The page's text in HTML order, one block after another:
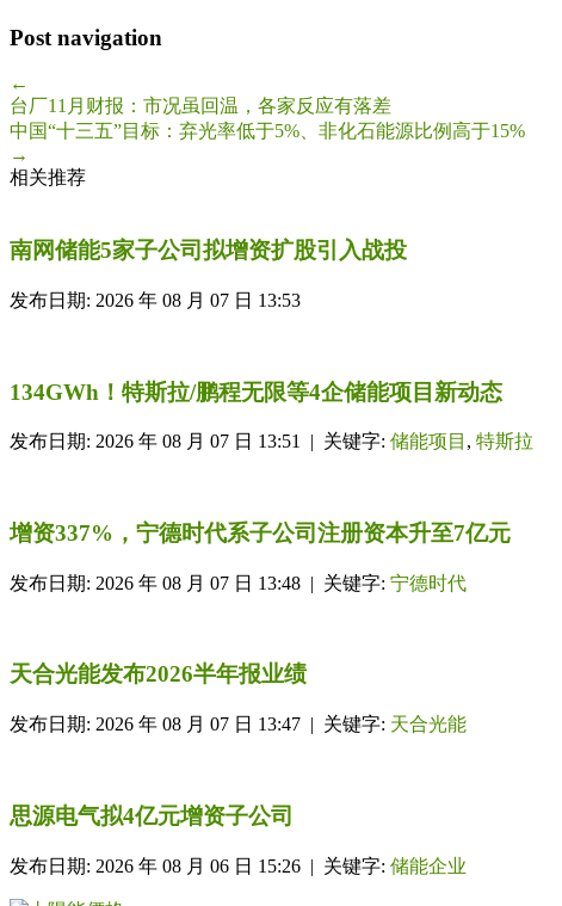
Post navigation
←
台厂11月财报：市况虽回温，各家反应有落差
中国“十三五”目标：弃光率低于5%、非化石能源比例高于15%
→
相关推荐
南网储能5家子公司拟增资扩股引入战投
发布日期: 2026 年 08 月 07 日 13:53
134GWh！特斯拉/鹏程无限等4企储能项目新动态
发布日期: 2026 年 08 月 07 日 13:51 | 关键字: 储能项目 , 特斯拉
增资337%，宁德时代系子公司注册资本升至7亿元
发布日期: 2026 年 08 月 07 日 13:48 | 关键字: 宁德时代
天合光能发布2026半年报业绩
发布日期: 2026 年 08 月 07 日 13:47 | 关键字: 天合光能
思源电气拟4亿元增资子公司
发布日期: 2026 年 08 月 06 日 15:26 | 关键字: 储能企业